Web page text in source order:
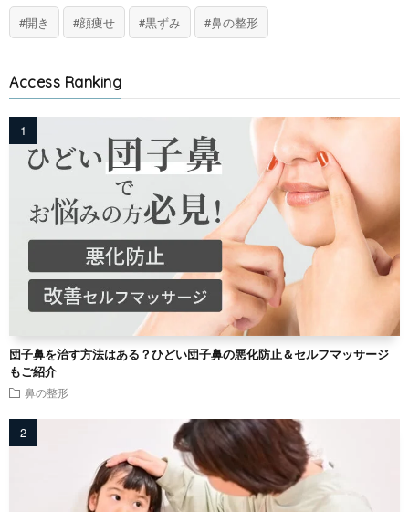
開き 顔痩せ 黒ずみ 鼻の整形
Access Ranking
団子鼻を治す方法はある？ひどい団子鼻の悪化防止＆セルフマッサージ
もご紹介
鼻の整形